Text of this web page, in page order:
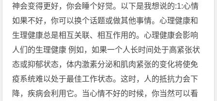
神会变得更好，你会睡个好觉。以下是我想说的:1:心情
如果不好，你可以换个话题或做其他事情。心理健康和
生理健康总是相互关联、相互作用的。心理健康会影响
人们的生理健康 例如，如果一个人长时间处于高紧张状
态或抑郁状态，体内激素分泌和肌肉紧张的变化将使免
疫系统难以处于最佳工作状态。这时，人的抵抗力会下
降，疾病会利用它。当心情不好的时候，你当然可以看